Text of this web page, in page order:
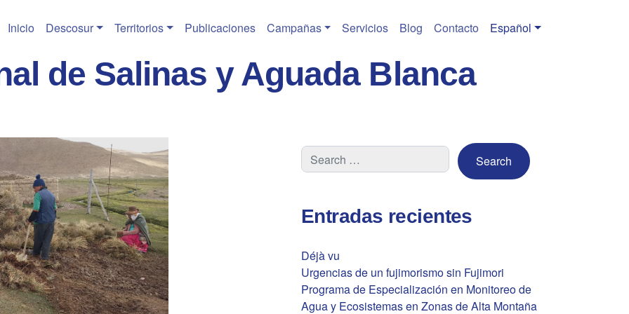
Inicio Descosur Territorios Publicaciones Campañas Servicios Blog Contacto Español
de Salinas y Aguada Blanca
Entradas recientes
Déjà vu
Urgencias de un fujimorismo sin Fujimori
Programa de Especialización en Monitoreo de
Agua y Ecosistemas en Zonas de Alta Montaña